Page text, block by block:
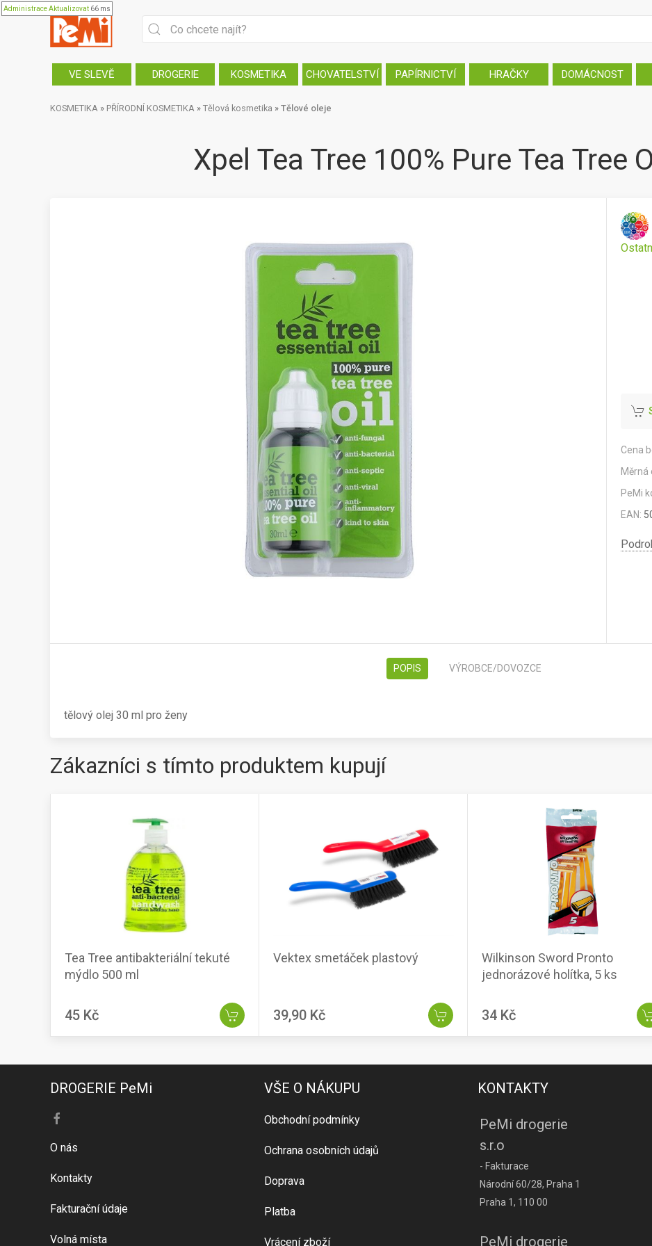
AdministraceAktualizovat 66 ms
VE SLEVĚ DROGERIE KOSMETIKA CHOVATELSTVÍ PAPÍRNICTVÍ HRAČKY DOMÁCNOST
KOSMETIKA » PŘÍRODNÍ KOSMETIKA » Tělová kosmetika » Tělové oleje
Xpel Tea Tree 100% Pure Tea Tree
Cena
Měrná
PeMi
EAN:
POPIS VÝROBCE/DOVOZCE
tělový olej 30 ml pro ženy
Zákazníci s tímto produktem kupují
Tea Tree antibakteriální tekuté
mýdlo 500 ml
45 Kč
Vektex smetáček plastový
39,90 Kč
Wilkinson Sword Pronto
jednorázové holítka, 5 ks
34 Kč
DROGERIE PeMi
O nás
Kontakty
Fakturační údaje
Volná místa
VŠE O NÁKUPU
Obchodní podmínky
Ochrana osobních údajů
Doprava
Platba
Vrácení zboží
KONTAKTY
PeMi drogerie
s.r.o
- Fakturace
Národní 60/28, Praha 1
Praha 1, 110 00
PeMi drogerie